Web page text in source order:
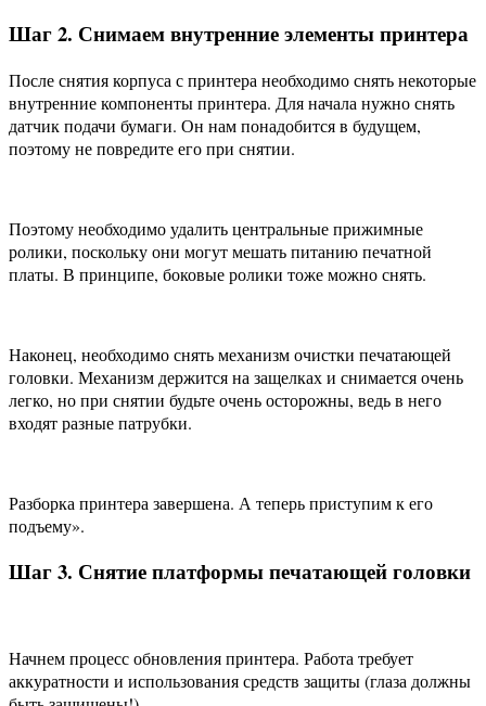
Шаг 2. Снимаем внутренние элементы принтера
После снятия корпуса с принтера необходимо снять некоторые
внутренние компоненты принтера. Для начала нужно снять
датчик подачи бумаги. Он нам понадобится в будущем,
поэтому не повредите его при снятии.
Поэтому необходимо удалить центральные прижимные
ролики, поскольку они могут мешать питанию печатной
платы. В принципе, боковые ролики тоже можно снять.
Наконец, необходимо снять механизм очистки печатающей
головки. Механизм держится на защелках и снимается очень
легко, но при снятии будьте очень осторожны, ведь в него
входят разные патрубки.
Разборка принтера завершена. А теперь приступим к его
подъему».
Шаг 3. Снятие платформы печатающей головки
Начнем процесс обновления принтера. Работа требует
аккуратности и использования средств защиты (глаза должны